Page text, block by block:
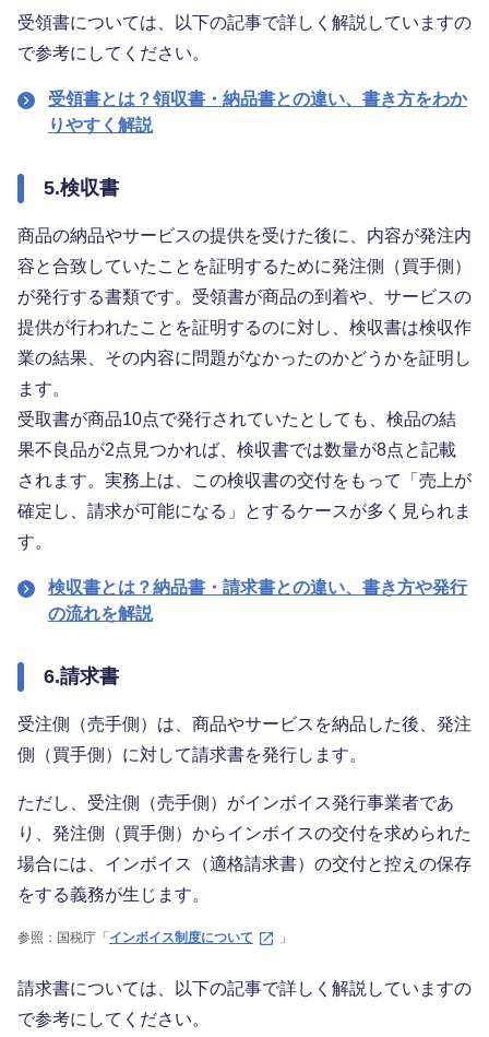
受領書については、以下の記事で詳しく解説していますの
で参考にしてください。
受領書とは？領収書・納品書との違い、書き方をわか
りやすく解説
5.検収書
商品の納品やサービスの提供を受けた後に、内容が発注内
容と合致していたことを証明するために発注側（買手側）
が発行する書類です。受領書が商品の到着や、サービスの
提供が行われたことを証明するのに対し、検収書は検収作
業の結果、その内容に問題がなかったのかどうかを証明し
ます。
受取書が商品10点で発行されていたとしても、検品の結
果不良品が2点見つかれば、検収書では数量が8点と記載
されます。実務上は、この検収書の交付をもって「売上が
確定し、請求が可能になる」とするケースが多く見られま
す。
検収書とは？納品書・請求書との違い、書き方や発行
の流れを解説
6.請求書
受注側（売手側）は、商品やサービスを納品した後、発注
側（買手側）に対して請求書を発行します。
ただし、受注側（売手側）がインボイス発行事業者であ
り、発注側（買手側）からインボイスの交付を求められた
場合には、インボイス（適格請求書）の交付と控えの保存
をする義務が生じます。
参照：国税庁「 インボイス制度について 」
請求書については、以下の記事で詳しく解説していますの
で参考にしてください。